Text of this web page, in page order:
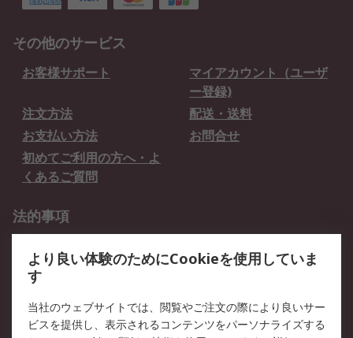
その他のサービス
お客様サポート
マイアカウント（ユーザ
ー登録)
注文方法
配送・送料
お支払い方法
お問合せ
初めてご利用の方へ・よ
くあるご質問
法的事項
クッキーポリシー
RSについて
より良い体験のためにCookieを使用していま
す
当社のウェブサイトでは、閲覧やご注文の際により良いサー
ビスを提供し、表示されるコンテンツをパーソナライズする